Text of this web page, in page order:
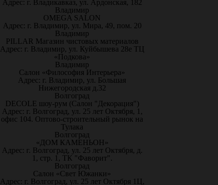
Адрес: г. Владикавказ, ул. Ардонская, 182
Владимир
OMEGA SALON
Адрес: г. Владимир, ул. Мира, 49, пом. 20
Владимир
PILLAR Магазин чистовых материалов
Адрес: г. Владимир, ул. Куйбышева 28е ТЦ
«Подкова»
Владимир
Салон «Философия Интерьера»
Адрес: г. Владимир, ул. Большая
Нижегородская д.32
Волгоград
DECOLE шоу-рум (Салон "Декорация")
Адрес: г. Волгоград, ул. 25 лет Октября, 1,
офис 104. Оптово-строительный рынок на
Тулака
Волгоград
«ДОМ КАМЕНЬОН»
Адрес: г. Волгоград, ул. 25 лет Октября, д.
1, стр. 1, ТК "Фаворит".
Волгоград
Салон «Свет Южанки»
Адрес: г. Волгоград, ул. 25 лет Октября 1Ц,